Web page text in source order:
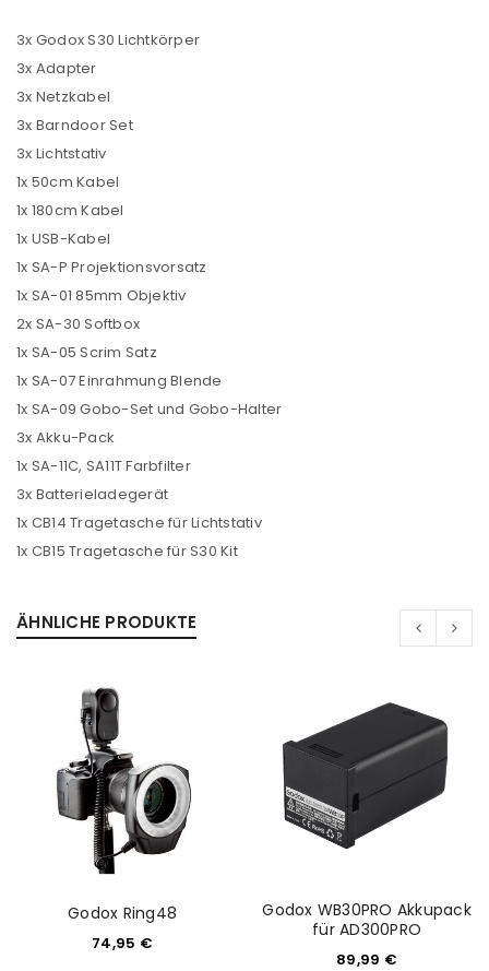
Passwort
ANMELDEN
PASSWORT VERGESSEN?
REGISTRIEREN
E-Mail-Adresse
Ein Link zum Erstellen eines neuen Passworts wird an
deine E-Mail-Adresse gesendet.
NEWSLETTER ABONNIEREN
Ich stimme zu
Ja, ich möchte ein Kundenkonto eröffnen und
akzeptiere dieDatenschutzerklärung. *
3x Godox S30 Lichtkörper
3x Adapter
3x Netzkabel
3x Barndoor Set
3x Lichtstativ
1x 50cm Kabel
1x 180cm Kabel
1x USB-Kabel
1x SA-P Projektionsvorsatz
1x SA-01 85mm Objektiv
2x SA-30 Softbox
1x SA-05 Scrim Satz
1x SA-07 Einrahmung Blende
1x SA-09 Gobo-Set und Gobo-Halter
3x Akku-Pack
1x SA-11C, SA11T Farbfilter
3x Batterieladegerät
1x CB14 Tragetasche für Lichtstativ
1x CB15 Tragetasche für S30 Kit
ÄHNLICHE PRODUKTE
Godox Ring48
74,95 €
Godox WB30PRO Akkupack
für AD300PRO
89,99 €